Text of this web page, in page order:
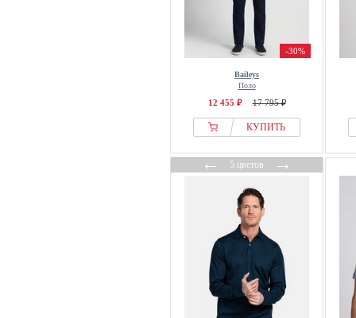
-30%
Baileys
Поло
12 455 ₽ 17 795 ₽
КУПИТЬ
←5 цветов→